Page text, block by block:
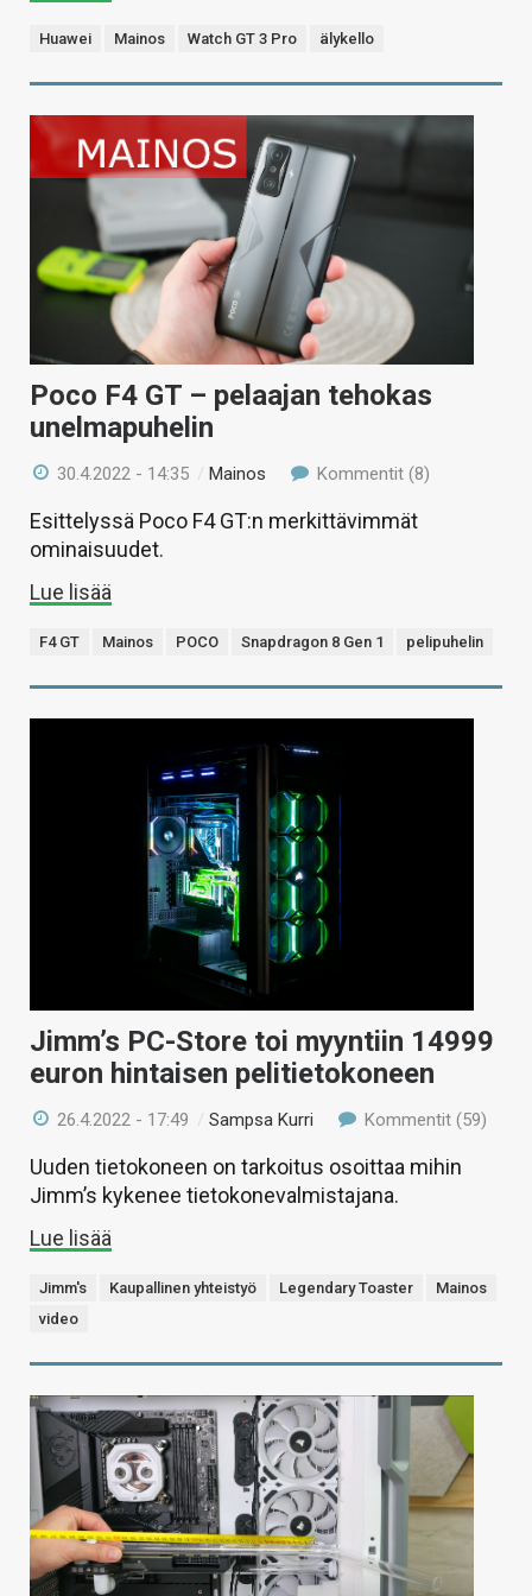
Huawei Mainos Watch GT 3 Pro älykello
Poco F4 GT – pelaajan tehokas
unelmapuhelin
30.4.2022 - 14:35 / Mainos Kommentit (8)
Esittelyssä Poco F4 GT:n merkittävimmät
ominaisuudet.
Lue lisää
F4 GT Mainos POCO Snapdragon 8 Gen 1 pelipuhelin
Jimm’s PC-Store toi myyntiin 14999
euron hintaisen pelitietokoneen
26.4.2022 - 17:49 /Sampsa Kurri Kommentit (59)
Uuden tietokoneen on tarkoitus osoittaa mihin
Jimm’s kykenee tietokonevalmistajana.
Lue lisää
Jimm's Kaupallinen yhteistyö Legendary Toaster
Mainos
video